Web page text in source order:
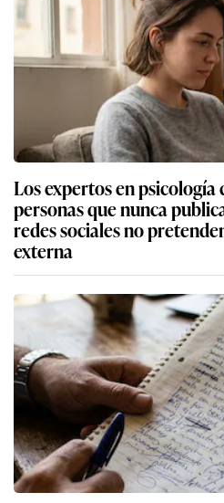
Los expertos en psicología
personas que nunca
redes sociales no
externa